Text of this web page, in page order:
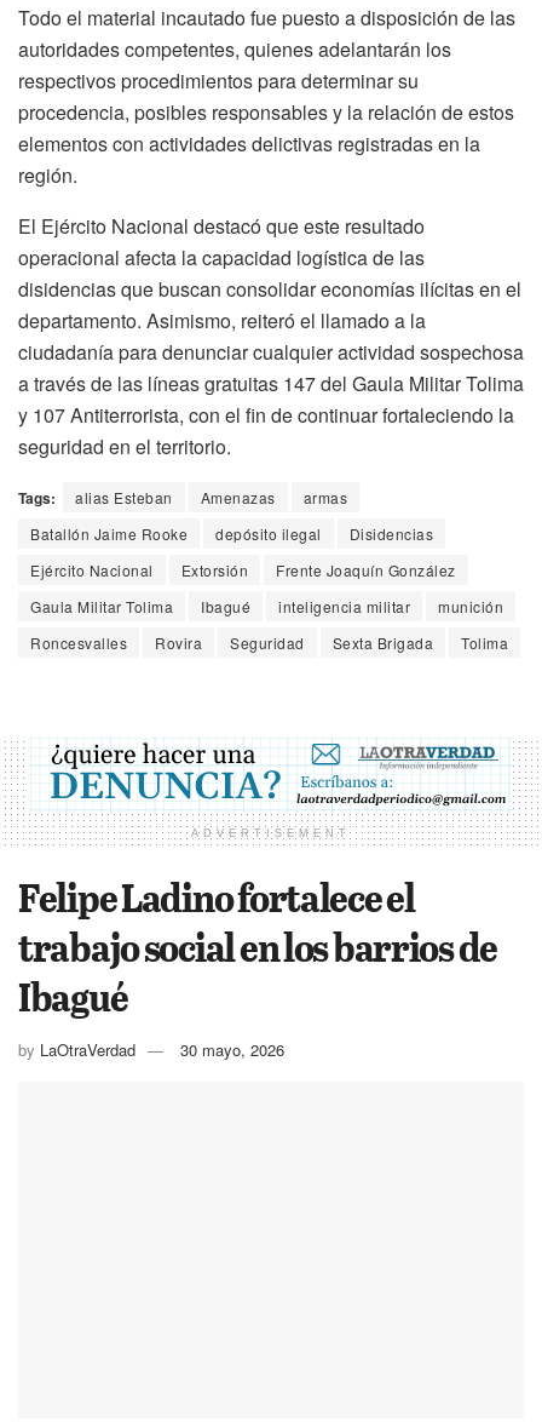
Todo el material incautado fue puesto a disposición de las
autoridades competentes, quienes adelantarán los
respectivos procedimientos para determinar su
procedencia, posibles responsables y la relación de estos
elementos con actividades delictivas registradas en la
región.
El Ejército Nacional destacó que este resultado
operacional afecta la capacidad logística de las
disidencias que buscan consolidar economías ilícitas en el
departamento. Asimismo, reiteró el llamado a la
ciudadanía para denunciar cualquier actividad sospechosa
a través de las líneas gratuitas 147 del Gaula Militar Tolima
y 107 Antiterrorista, con el fin de continuar fortaleciendo la
seguridad en el territorio.
Tags: alias Esteban Amenazas
armas
Batallón Jaime Rooke
depósito ilegal
Disidencias
Ejército Nacional
Extorsión
Frente Joaquín González
Gaula Militar Tolima
Ibagué inteligencia militar
munición
Roncesvalles
Rovira Seguridad Sexta Brigada Tolima
ADVERTISEMENT
Felipe Ladino fortalece el
trabajo social en los barrios de
Ibagué
by LaOtraVerdad 30 mayo, 2026